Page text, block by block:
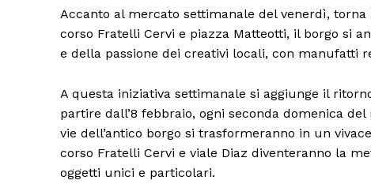
Condividi
Accanto al mercato settimanale del venerdì, torna
corso Fratelli Cervi e piazza Matteotti, il borgo si
e della passione dei creativi locali, con manufatti
A questa iniziativa settimanale si aggiunge il
partire dall’8 febbraio, ogni seconda domenica
vie dell’antico borgo si trasformeranno in un
corso Fratelli Cervi e viale Diaz diventeranno la
oggetti unici e particolari.